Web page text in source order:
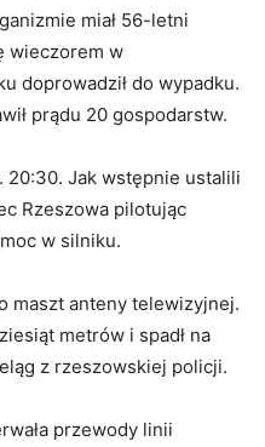
miał 56-letni
wieczorem w
doprowadził do wypadku.
prądu 20 gospodarstw.
20:30. Jak wstępnie ustalili
Rzeszowa pilotując
w silniku.
maszt anteny telewizyjnej.
metrów i spadł na
z rzeszowskiej policji.
przewody linii